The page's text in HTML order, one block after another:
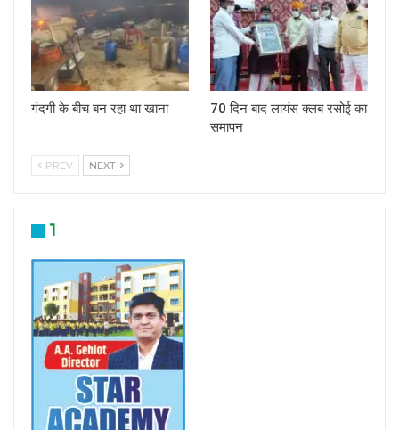
गंदगी के बीच बन रहा था खाना
70 दिन बाद लायंस क्लब रसोई का
समापन
PREV NEXT
1